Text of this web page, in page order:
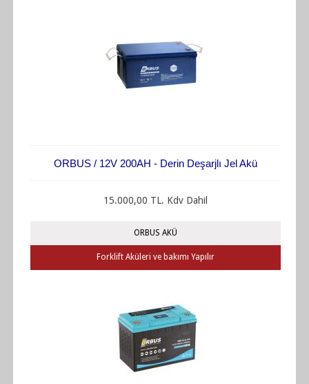
ORBUS / 12V 200AH - Derin Deşarjlı Jel Akü
15.000,00 TL. Kdv Dahil
ORBUS AKÜ
Forklift Aküleri ve bakımı Yapılır